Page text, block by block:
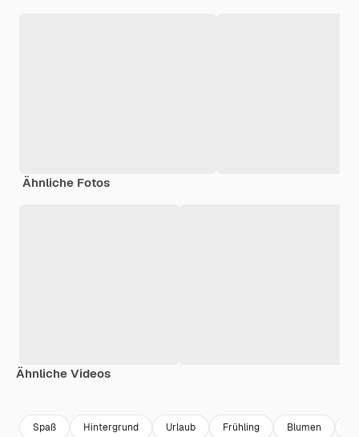
Ähnliche Fotos
Ähnliche Videos
Spaß Hintergrund Urlaub Frühling Blumen